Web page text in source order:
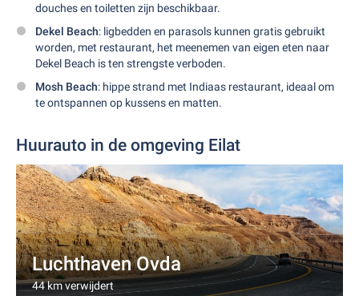
douches en toiletten zijn beschikbaar.
Dekel Beach: ligbedden en parasols kunnen gratis gebruikt
worden, met restaurant, het meenemen van eigen eten naar
Dekel Beach is ten strengste verboden.
Mosh Beach: hippe strand met Indiaas restaurant, ideaal om
te ontspannen op kussens en matten.
Huurauto in de omgeving Eilat
Luchthaven Ovda
44 km verwijdert